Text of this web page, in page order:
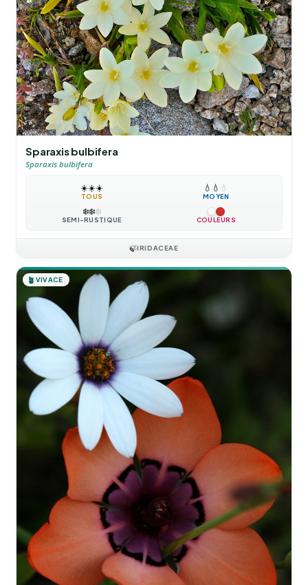
Sparaxis bulbifera
Sparaxis bulbifera
☀️☀️☀️
TOUS
💧 💧 💧
MOYEN
❄️❄️❄️
SEMI-RUSTIQUE COULEURS
🍃IRIDACEAE
🪴 VIVACE